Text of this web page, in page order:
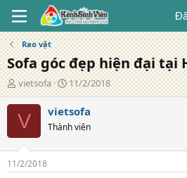
Rao vặt
Sofa góc đẹp hiện đại tại
T
á
c
g
ả
vietsofa
N
g
à
y
đ
g
11/2/2018
V vietsofa
Thành viên
11/2/2018